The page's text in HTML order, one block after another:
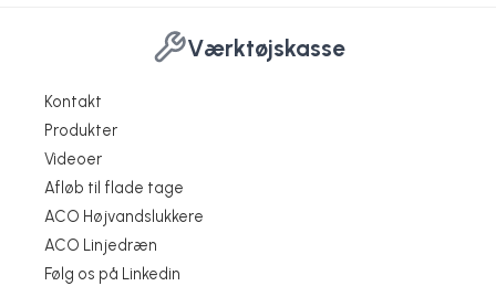
Værktøjskasse
Kontakt
Produkter
Videoer
Afløb til flade tage
ACO Højvandslukkere
ACO Linjedræn
Følg os på Linkedin
Skridsikker rist med mikrogrib
ACO VARIO Skraberist
Afvanding af ramper og parkeringshuse
ACO Nedsivningsbrønd
ACO vandhanebrønd